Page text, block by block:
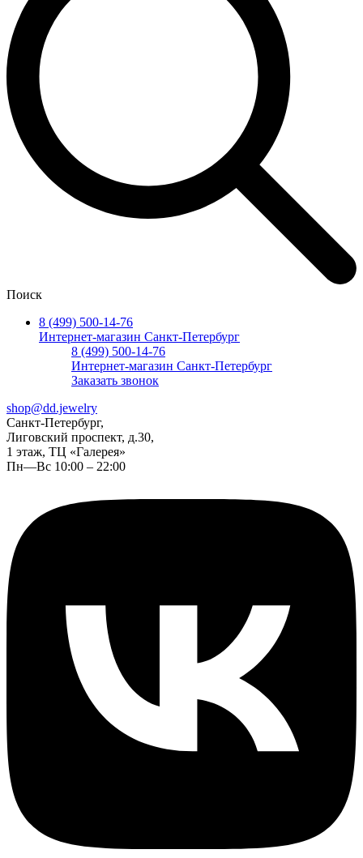
Поиск
8 (499) 500-14-76
Интернет-магазин Санкт-Петербург
8 (499) 500-14-76
Интернет-магазин Санкт-Петербург
Заказать звонок
shop@dd.jewelry
Санкт-Петербург,
Лиговский проспект, д.30,
1 этаж, ТЦ «Галерея»
Пн—Вс 10:00 – 22:00